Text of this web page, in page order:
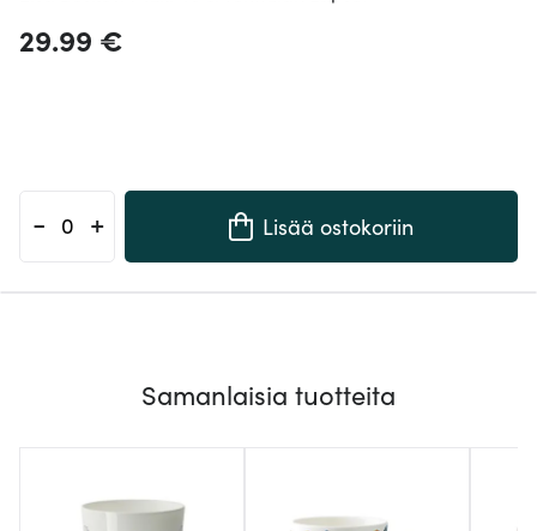
29.99 €
- + Lisää ostokoriin
Samanlaisia tuotteita